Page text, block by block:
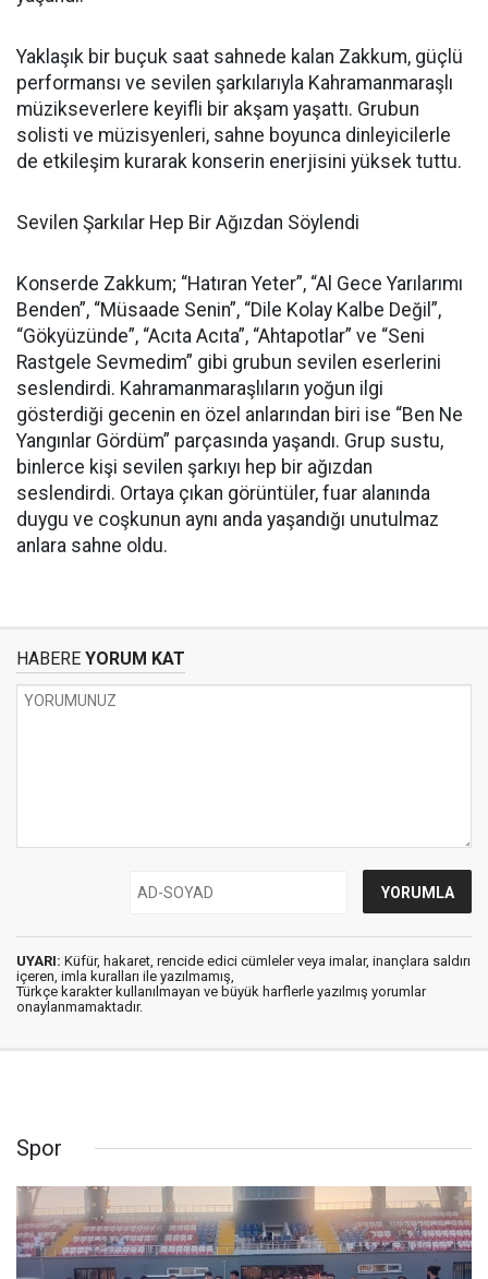
Yaklaşık bir buçuk saat sahnede kalan Zakkum, güçlü
performansı ve sevilen şarkılarıyla Kahramanmaraşlı
müzikseverlere keyifli bir akşam yaşattı. Grubun
solisti ve müzisyenleri, sahne boyunca dinleyicilerle
de etkileşim kurarak konserin enerjisini yüksek tuttu.
Sevilen Şarkılar Hep Bir Ağızdan Söylendi
Konserde Zakkum; “Hatıran Yeter”, “Al Gece Yarılarımı
Benden”, “Müsaade Senin”, “Dile Kolay Kalbe Değil”,
“Gökyüzünde”, “Acıta Acıta”, “Ahtapotlar” ve “Seni
Rastgele Sevmedim” gibi grubun sevilen eserlerini
seslendirdi. Kahramanmaraşlıların yoğun ilgi
gösterdiği gecenin en özel anlarından biri ise “Ben Ne
Yangınlar Gördüm” parçasında yaşandı. Grup sustu,
binlerce kişi sevilen şarkıyı hep bir ağızdan
seslendirdi. Ortaya çıkan görüntüler, fuar alanında
duygu ve coşkunun aynı anda yaşandığı unutulmaz
anlara sahne oldu.
HABERE YORUM KAT
UYARI: Küfür, hakaret, rencide edici cümleler veya imalar, inançlara saldırı
içeren, imla kuralları ile yazılmamış,
Türkçe karakter kullanılmayan ve büyük harflerle yazılmış yorumlar
onaylanmamaktadır.
Spor